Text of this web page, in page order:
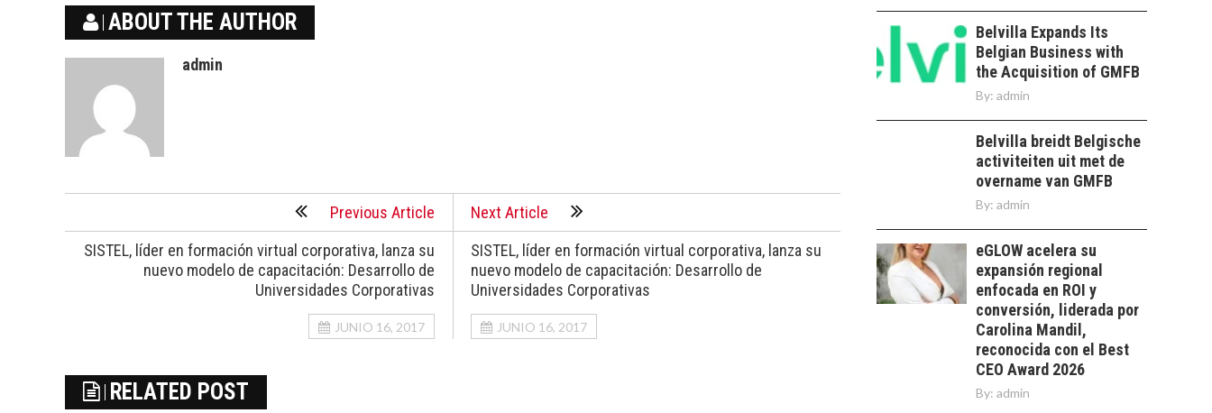
ABOUT THE AUTHOR
admin
Previous Article
SISTEL, líder en formación virtual corporativa, lanza su
nuevo modelo de capacitación: Desarrollo de
Universidades Corporativas
JUNIO 16, 2017
Next Article
SISTEL, líder en formación virtual corporativa, lanza su
nuevo modelo de capacitación: Desarrollo de
Universidades Corporativas
JUNIO 16, 2017
RELATED POST
DE LA
SOSTENIBILIDAD
Minería chilena: un
pilar estratégico ante
el reto ineludible de…
CHILE COMO HUB
TECNOLÓGICO DE
AMÉRICA LATINA:
AVANCES Y DESAFÍOS
Chile como hub
tecnológico de
América Latina:
avances y desafíos…
LA
TRANSFORMACIÓN
DE LOS RECURSOS
HUMANOS EN LAS
EMPRESAS
CHILENAS
La transformación
estratégica de los
FINANCIAMIENTO
Belvilla Expands Its
Belgian Business with
the Acquisition of GMFB
By: admin
Belvilla breidt Belgische
activiteiten uit met de
overname van GMFB
By: admin
eGLOW acelera su
expansión regional
enfocada en ROI y
conversión, liderada por
Carolina Mandil,
reconocida con el Best
CEO Award 2026
By: admin